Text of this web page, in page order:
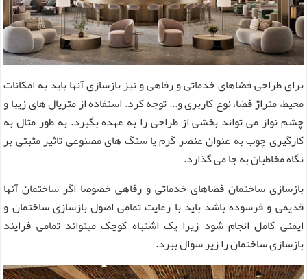
برای طراحی فضاهای خدماتی و رفاهی و نیز بازسازی آنها باید به امکانات
محیط، متراژ فضا، نوع کاربری و... توجه کرد. استفاده از متریال های زیبا و
چشم نواز می تواند بخشی از طراحی را به عهده بگیرد. به طور مثال به
کارگیری چوب به عنوان عنصر گرم یا سنگ های مصنوعی تاثیر مثبتی بر
نگاه مخاطبان به جا می گذارد.
بازسازی ساختمان فضاهای خدماتی و رفاهی خصوصا اگر ساختمان آنها
قدیمی و فرسوده باشد باید با رعایت تمامی اصول بازسازی ساختمان و
ایمنی کامل انجام شود زیرا یک اشتباه کوچک میتواند تمامی فرایند
بازسازی ساختمان را زیر سوال ببرد.